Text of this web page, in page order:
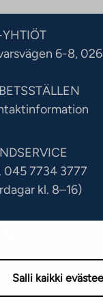
Salli kaikki
6-8,
045 7734 3777
kl. 8–16)